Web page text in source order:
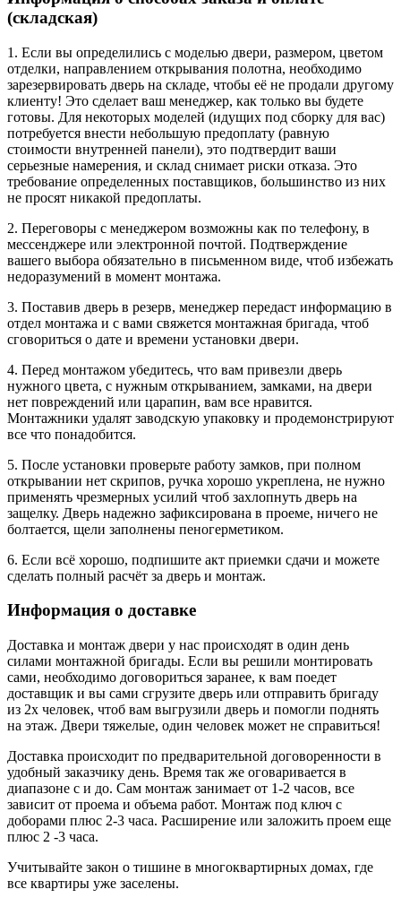
(складская)
1. Если вы определились с моделью двери, размером, цветом
отделки, направлением открывания полотна, необходимо
зарезервировать дверь на складе, чтобы её не продали другому
клиенту! Это сделает ваш менеджер, как только вы будете
готовы. Для некоторых моделей (идущих под сборку для вас)
потребуется внести небольшую предоплату (равную
стоимости внутренней панели), это подтвердит ваши
серьезные намерения, и склад снимает риски отказа. Это
требование определенных поставщиков, большинство из них
не просят никакой предоплаты.
2. Переговоры с менеджером возможны как по телефону, в
мессенджере или электронной почтой. Подтверждение
вашего выбора обязательно в письменном виде, чтоб избежать
недоразумений в момент монтажа.
3. Поставив дверь в резерв, менеджер передаст информацию в
отдел монтажа и с вами свяжется монтажная бригада, чтоб
сговориться о дате и времени установки двери.
4. Перед монтажом убедитесь, что вам привезли дверь
нужного цвета, с нужным открыванием, замками, на двери
нет повреждений или царапин, вам все нравится.
Монтажники удалят заводскую упаковку и продемонстрируют
все что понадобится.
5. После установки проверьте работу замков, при полном
открывании нет скрипов, ручка хорошо укреплена, не нужно
применять чрезмерных усилий чтоб захлопнуть дверь на
защелку. Дверь надежно зафиксирована в проеме, ничего не
болтается, щели заполнены пеногерметиком.
6. Если всё хорошо, подпишите акт приемки сдачи и можете
сделать полный расчёт за дверь и монтаж.
Информация о доставке
Доставка и монтаж двери у нас происходят в один день
силами монтажной бригады. Если вы решили монтировать
сами, необходимо договориться заранее, к вам поедет
доставщик и вы сами сгрузите дверь или отправить бригаду
из 2х человек, чтоб вам выгрузили дверь и помогли поднять
на этаж. Двери тяжелые, один человек может не справиться!
Доставка происходит по предварительной договоренности в
удобный заказчику день. Время так же оговаривается в
диапазоне с и до. Сам монтаж занимает от 1-2 часов, все
зависит от проема и объема работ. Монтаж под ключ с
доборами плюс 2-3 часа. Расширение или заложить проем еще
плюс 2 -3 часа.
Учитывайте закон о тишине в многоквартирных домах, где
все квартиры уже заселены.